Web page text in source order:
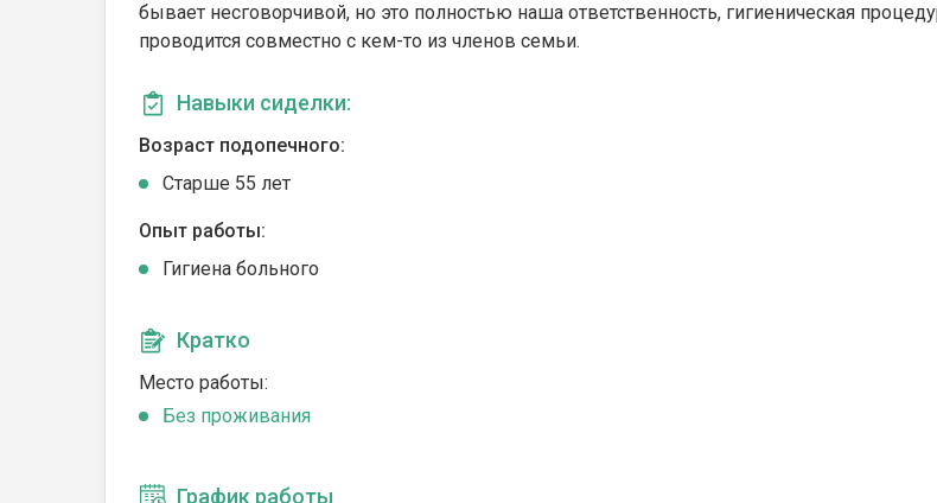
бывает несговорчивой, но это полностью наша ответственность, гигиеническая
проводится совместно с кем-то из членов семьи.
Навыки сиделки:
Возраст подопечного:
Cтарше 55 лет
Опыт работы:
Гигиена больного
Кратко
Место работы:
Без проживания
График работы